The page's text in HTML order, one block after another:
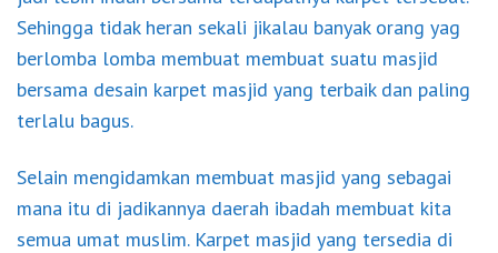
Sehingga tidak heran sekali jikalau banyak orang yag
berlomba lomba membuat membuat suatu masjid
bersama desain karpet masjid yang terbaik dan paling
terlalu bagus.
Selain mengidamkan membuat masjid yang sebagai
mana itu di jadikannya daerah ibadah membuat kita
semua umat muslim. Karpet masjid yang tersedia di